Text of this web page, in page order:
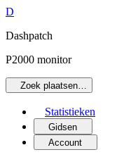
D
Dashpatch
P2000 monitor
Zoek plaatsen…
Statistieken
Gidsen
Account